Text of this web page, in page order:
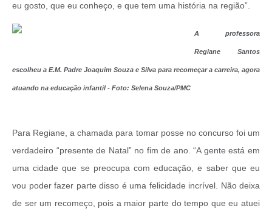
eu gosto, que eu conheço, e que tem uma história na região”.
A professora
Regiane Santos
escolheu a E.M. Padre Joaquim Souza e Silva para recomeçar a carreira, agora
atuando na educação infantil - Foto: Selena Souza/PMC
Para Regiane, a chamada para tomar posse no concurso foi um
verdadeiro “presente de Natal” no fim de ano. “A gente está em
uma cidade que se preocupa com educação, e saber que eu
vou poder fazer parte disso é uma felicidade incrível. Não deixa
de ser um recomeço, pois a maior parte do tempo que eu atuei